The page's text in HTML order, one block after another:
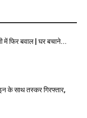
में फिर बवाल | घर बचाने...
के साथ तस्कर गिरफ्तार,